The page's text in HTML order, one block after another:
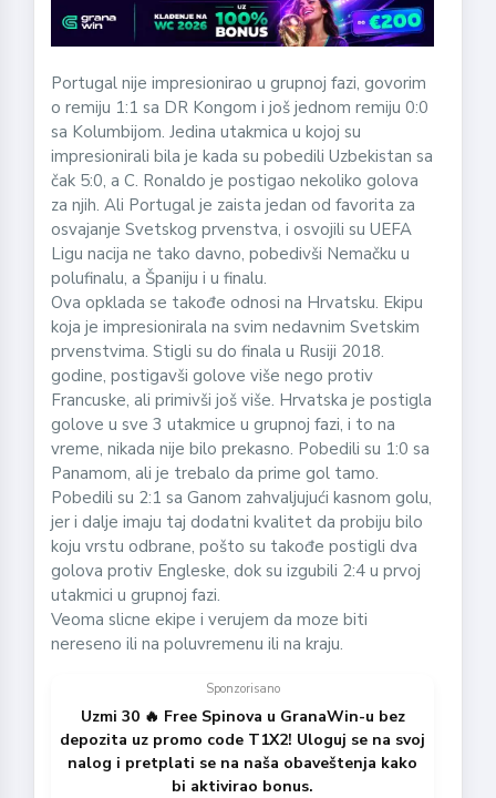
Portugal nije impresionirao u grupnoj fazi, govorim
o remiju 1:1 sa DR Kongom i još jednom remiju 0:0
sa Kolumbijom. Jedina utakmica u kojoj su
impresionirali bila je kada su pobedili Uzbekistan sa
čak 5:0, a C. Ronaldo je postigao nekoliko golova
za njih. Ali Portugal je zaista jedan od favorita za
osvajanje Svetskog prvenstva, i osvojili su UEFA
Ligu nacija ne tako davno, pobedivši Nemačku u
polufinalu, a Španiju i u finalu.
Ova opklada se takođe odnosi na Hrvatsku. Ekipu
koja je impresionirala na svim nedavnim Svetskim
prvenstvima. Stigli su do finala u Rusiji 2018.
godine, postigavši golove više nego protiv
Francuske, ali primivši još više. Hrvatska je postigla
golove u sve 3 utakmice u grupnoj fazi, i to na
vreme, nikada nije bilo prekasno. Pobedili su 1:0 sa
Panamom, ali je trebalo da prime gol tamo.
Pobedili su 2:1 sa Ganom zahvaljujući kasnom golu,
jer i dalje imaju taj dodatni kvalitet da probiju bilo
koju vrstu odbrane, pošto su takođe postigli dva
golova protiv Engleske, dok su izgubili 2:4 u prvoj
utakmici u grupnoj fazi.
Veoma slicne ekipe i verujem da moze biti
nereseno ili na poluvremenu ili na kraju.
Sponzorisano
Uzmi 30 🔥 Free Spinova u GranaWin-u bez
depozita uz promo code T1X2! Uloguj se na svoj
nalog i pretplati se na naša obaveštenja kako
bi aktivirao bonus.